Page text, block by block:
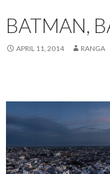
BATMAN,
APRIL 11, 2014 RANGA